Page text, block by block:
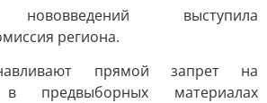
нововведений выступила
региона.
прямой запрет на
в предвыборных материалах